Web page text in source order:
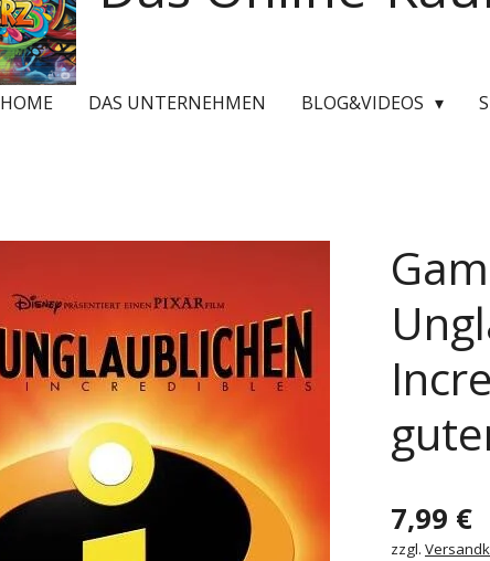
HOME DAS UNTERNEHMEN BLOG&VIDEOS
7,99 €
zzgl.